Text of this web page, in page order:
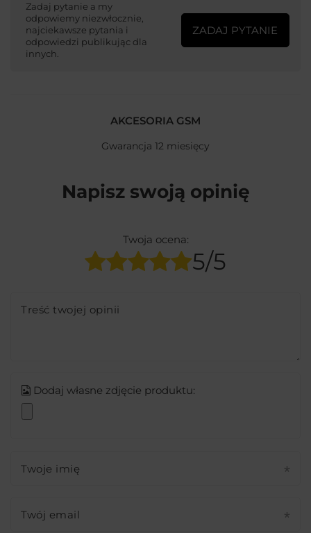
Zadaj pytanie a my
odpowiemy niezwłocznie,
najciekawsze pytania i
odpowiedzi publikując dla
innych.
ZADAJ PYTANIE
AKCESORIA GSM
Gwarancja 12 miesięcy
Napisz swoją opinię
Twoja ocena:
5/5
Treść twojej opinii
Dodaj własne zdjęcie produktu:
Twoje imię
Twój email